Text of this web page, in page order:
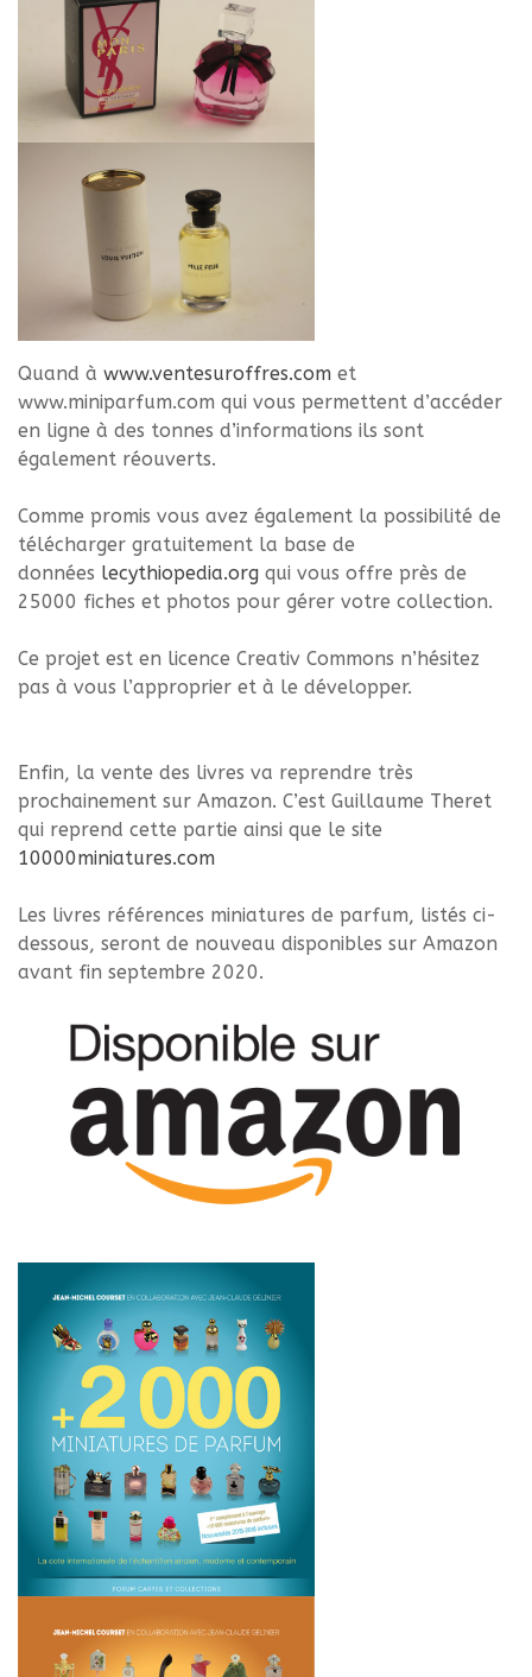
Quand à www.ventesuroffres.com et
www.miniparfum.com qui vous permettent d’accéder
en ligne à des tonnes d’informations ils sont
également réouverts.
Comme promis vous avez également la possibilité de
télécharger gratuitement la base de
données lecythiopedia.org qui vous offre près de
25000 fiches et photos pour gérer votre collection.
Ce projet est en licence Creativ Commons n’hésitez
pas à vous l’approprier et à le développer.
Enfin, la vente des livres va reprendre très
prochainement sur Amazon. C’est Guillaume Theret
qui reprend cette partie ainsi que le site
10000miniatures.com
Les livres références miniatures de parfum, listés ci-
dessous, seront de nouveau disponibles sur Amazon
avant fin septembre 2020.